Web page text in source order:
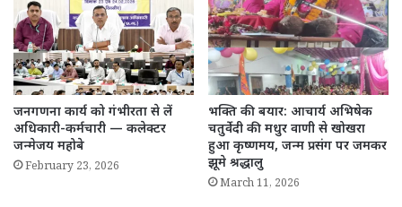
जनगणना कार्य को गंभीरता से लें
अधिकारी-कर्मचारी — कलेक्टर
जन्मेजय महोबे
February 23, 2026
भक्ति की बयार: आचार्य अभिषेक
चतुर्वेदी की मधुर वाणी से खोखरा
हुआ कृष्णमय, जन्म प्रसंग पर जमकर
झूमे श्रद्धालु
March 11, 2026